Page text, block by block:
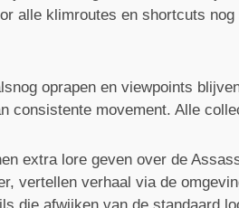
alle klimroutes en shortcuts
oprapen en viewpoints
consistente movement. Alle
extra lore geven over de
vertellen verhaal via de